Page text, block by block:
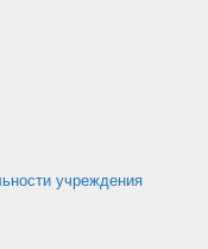
учреждения